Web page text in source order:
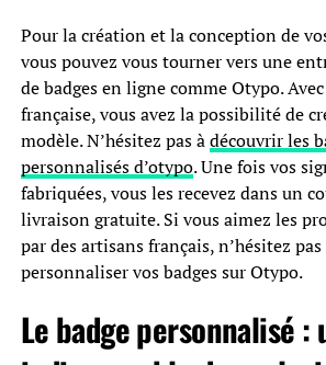
Pour la création et la conception de
vous pouvez vous tourner vers une
de badges en ligne comme Otypo.
française, vous avez la possibilité de
modèle. N’hésitez pas àdécouvrir les
personnalisés d’otypo. Une fois vos
fabriquées, vous les recevez dans un
livraison gratuite. Si vous aimez les
par des artisans français, n’hésitez
personnaliser vos badges sur Otypo.
Le badge personnalisé